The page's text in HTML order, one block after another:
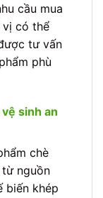
cầu mua
vị có thể
tư vấn
phù
sinh an
chè
từ nguồn
biến khép